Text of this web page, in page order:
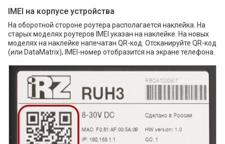
IMEI на корпусе устройства
На оборотной стороне роутера располагается наклейка. На
старых моделях роутеров IMEI указан на наклейке. На новых
моделях на наклейке напечатан QR-код. Отсканируйте QR-код
(или DataMatrix), IMEI-номер отобразится на экране телефона.